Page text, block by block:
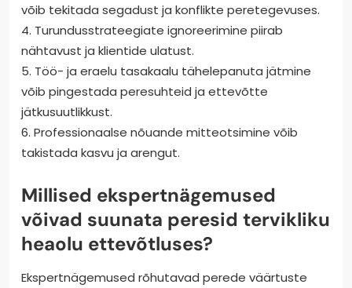
võib tekitada segadust ja konflikte peretegevuses.
4. Turundusstrateegiate ignoreerimine piirab
nähtavust ja klientide ulatust.
5. Töö- ja eraelu tasakaalu tähelepanuta jätmine
võib pingestada peresuhteid ja ettevõtte
jätkusuutlikkust.
6. Professionaalse nõuande mitteotsimine võib
takistada kasvu ja arengut.
Millised ekspertnägemused
võivad suunata peresid tervikliku
heaolu ettevõtluses?
Ekspertnägemused rõhutavad perede väärtuste